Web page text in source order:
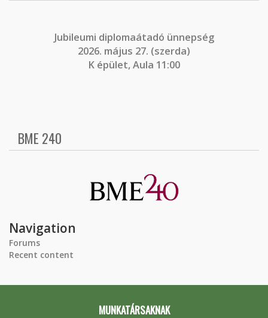
Jubileumi diplomaátadó ünnepség
2026. május 27. (szerda)
K épület, Aula 11:00
BME 240
Navigation
Forums
Recent content
MUNKATÁRSAKNAK